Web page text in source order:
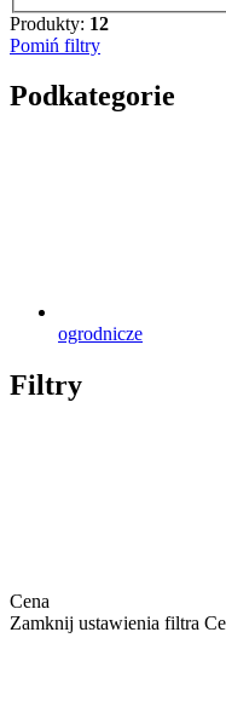
Produkty: 12
Pomiń filtry
Podkategorie
ogrodnicze
Filtry
Cena
Zamknij ustawienia filtra